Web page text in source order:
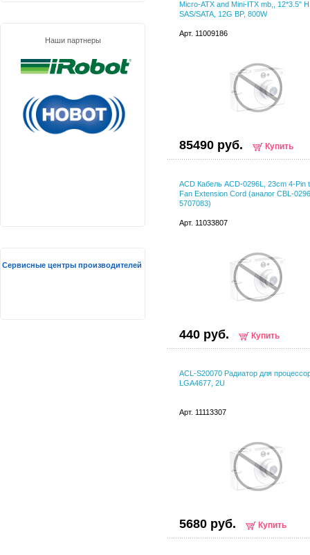
Micro-ATX and Mini-ITX mb,, 12*3.5"
SAS/SATA, 12G BP, 800W
Арт. 11009186
85490 руб. Купить
ACD Кабель ACD-0296L, 23cm 4-Pin
Fan Extension Cord (аналог CBL-
5707083)
Арт. 11033807
440 руб. Купить
ACL-S20070 Радиатор для
LGA4677, 2U
Арт. 11113307
5680 руб. Купить
Наши партнеры
Сервисные центры производителей